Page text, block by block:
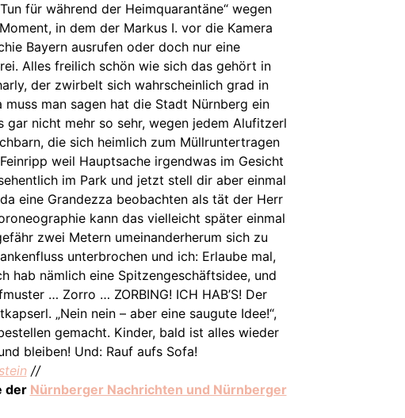
für während der Heimquarantäne“ wegen
in dem der Markus I. vor die Kamera
Bayern ausrufen oder doch nur eine
Alles freilich schön wie sich das gehört in
der zwirbelt sich wahrscheinlich grad in
man sagen hat die Stadt Nürnberg ein
nicht mehr so sehr, wegen jedem Alufitzerl
die sich heimlich zum Müllruntertragen
weil Hauptsache irgendwas im Gesicht
im Park und jetzt stell dir aber einmal
eine Grandezza beobachten als tät der Herr
kann das vielleicht später einmal
zwei Metern umeinanderherum sich zu
unterbrochen und ich: Erlaube mal,
hab nämlich eine Spitzengeschäftsidee, und
… Zorro … ZORBING! ICH HAB’S! Der
„Nein nein – aber eine saugute Idee!“,
gemacht. Kinder, bald ist alles wieder
bleiben! Und: Rauf aufs Sofa!
//
der Nürnberger Nachrichten und Nürnberger